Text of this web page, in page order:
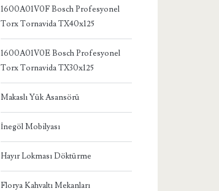
1600A01V0F Bosch Profesyonel
Torx Tornavida TX40x125
1600A01V0E Bosch Profesyonel
Torx Tornavida TX30x125
Makaslı Yük Asansörü
İnegöl Mobilyası
Hayır Lokması Döktürme
Florya Kahvaltı Mekanları